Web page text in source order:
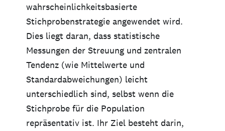
wahrscheinlichkeitsbasierte
Stichprobenstrategie angewendet wird.
Dies liegt daran, dass statistische
Messungen der Streuung und zentralen
Tendenz (wie Mittelwerte und
Standardabweichungen) leicht
unterschiedlich sind, selbst wenn die
Stichprobe für die Population
repräsentativ ist. Ihr Ziel besteht darin,